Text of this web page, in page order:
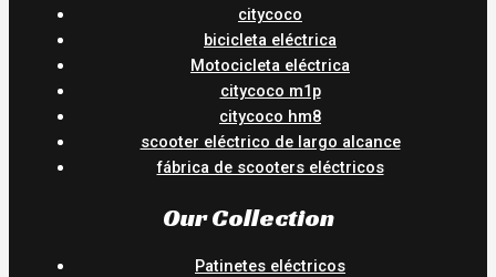
citycoco
bicicleta eléctrica
Motocicleta eléctrica
citycoco m1p
citycoco hm8
scooter eléctrico de largo alcance
fábrica de scooters eléctricos
Our Collection
Patinetes eléctricos